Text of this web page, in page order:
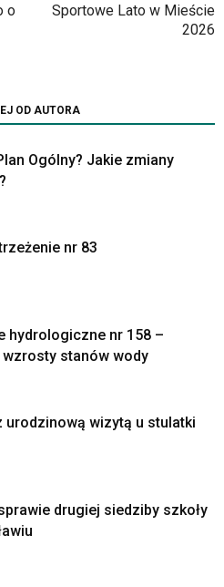
o
Sportowe Lato w Mieście
2026
OD AUTORA
Ogólny? Jakie zmiany
nr 83
hydrologiczne nr 158 –
wzrosty stanów wody
urodzinową wizytą u stulatki
drugiej siedziby szkoły